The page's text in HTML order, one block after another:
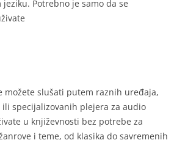
Potrebno je samo da se
možete slušati putem raznih uređaja,
specijalizovanih plejera za audio
u književnosti bez potrebe za
i teme, od klasika do savremenih